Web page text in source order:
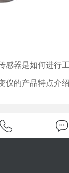
感器是如何进行
仪的产品特点介绍